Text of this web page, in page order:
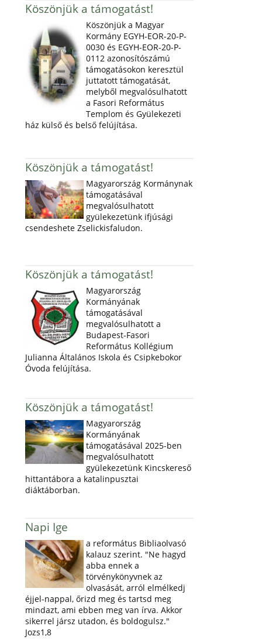
Köszönjük a támogatást!
Köszönjük a Magyar
Kormány EGYH-EOR-20-P-
0030 és EGYH-EOR-20-P-
0112 azonosítószámú
támogatásokon keresztül
juttatott támogatását,
melyből megvalósulhatott
a Fasori Református
Templom és Gyülekezeti
ház külső és belső felújítása.
Köszönjük a támogatást!
Magyarország Kormánynak
támogatásával
megvalósulhatott
gyülekezetünk ifjúsági
csendeshete Zselickisfaludon.
Köszönjük a támogatást!
Magyarország
Kormányának
támogatásával
megvalósulhatott a
Budapest-Fasori
Református Kollégium
Julianna Általános Iskola és Csipkebokor
Óvoda felújítása.
Köszönjük a támogatást!
Magyarország
Kormányának
támogatásával 2025-ben
megvalósulhatott
gyülekezetünk Kincskereső
hittantábora a katalinpusztai
diáktáborban.
Napi Ige
a református Bibliaolvasó
kalauz szerint. "Ne hagyd
abba ennek a
törvénykönyvnek az
olvasását, arról elmélkedj
éjjel-nappal, őrizd meg és tartsd meg
mindazt, ami ebben meg van írva. Akkor
sikerrel jársz utadon, és boldogulsz."
Jozs1,8